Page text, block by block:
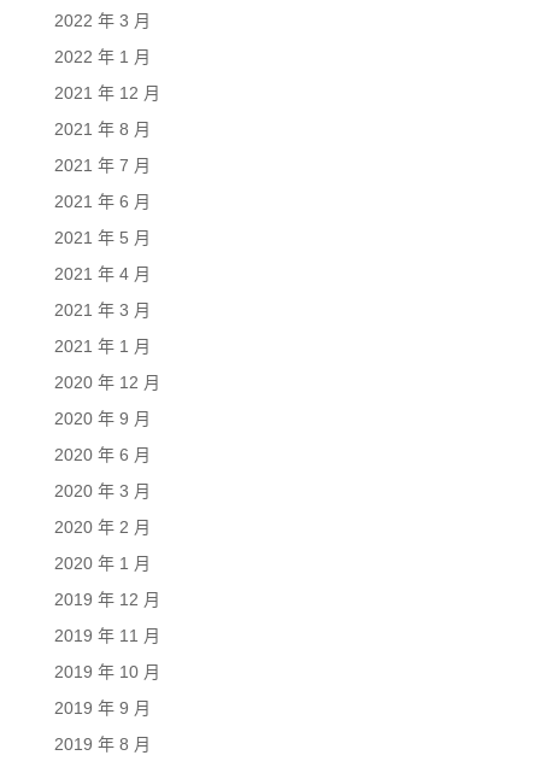
2022 年 3 月
2022 年 1 月
2021 年 12 月
2021 年 8 月
2021 年 7 月
2021 年 6 月
2021 年 5 月
2021 年 4 月
2021 年 3 月
2021 年 1 月
2020 年 12 月
2020 年 9 月
2020 年 6 月
2020 年 3 月
2020 年 2 月
2020 年 1 月
2019 年 12 月
2019 年 11 月
2019 年 10 月
2019 年 9 月
2019 年 8 月